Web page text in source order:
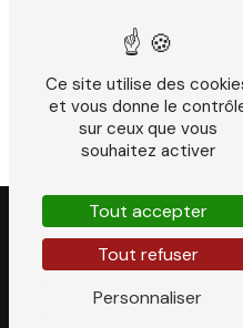
électronique à l'adresse
justificatif d'identité pourra
vos données pendant la
la durée de prescription légale
des contentieux. Vous avez le
d'opposition au démarchage
adresse:Bloctel.gouv.fr .
d’informations sur vos droits.
- 2026 -
Mentions légales
Ce site utilise des
et vous donne le
sur ceux que vous
souhaitez activer
Tout accepter
Tout refuser
Personnaliser